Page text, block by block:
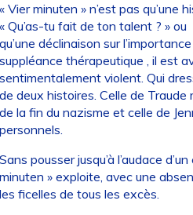
Vier minuten » n’est pas qu’une
Qu’as-tu fait de ton talent ? » ou
déclinaison sur
thérapeutique , il est
violent. Qui
deux histoires. Celle de
la fin du nazisme et celle de
pousser jusqu’à l’audace
» exploite, avec une
ficelles de tous les excès.